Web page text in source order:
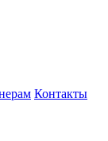
Контакты